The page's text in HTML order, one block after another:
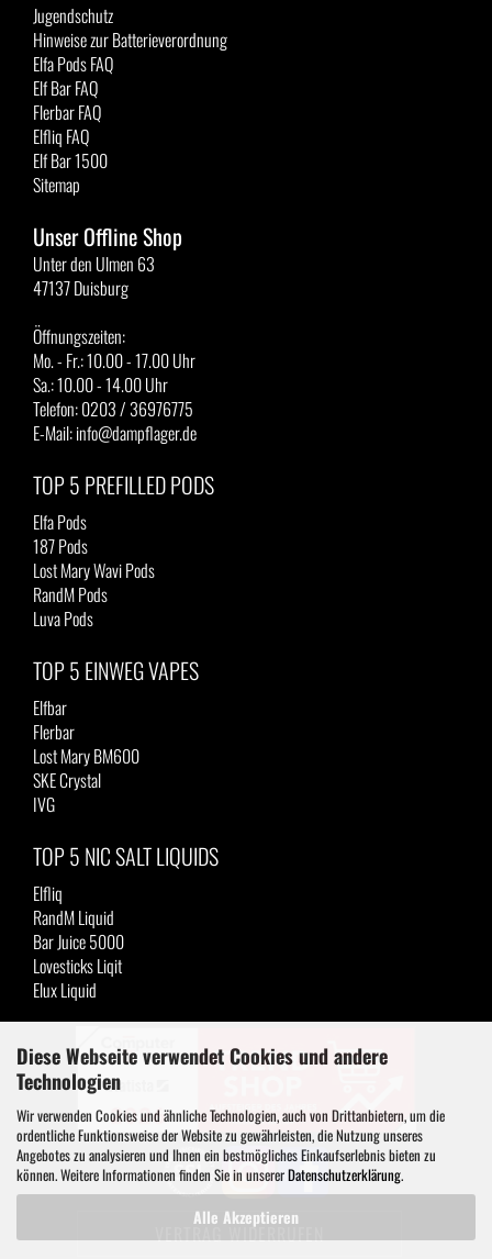
Diese Webseite verwendet Cookies und andere
Technologien
Wir verwenden Cookies und ähnliche Technologien, auch von Drittanbietern, um die
ordentliche Funktionsweise der Website zu gewährleisten, die Nutzung unseres
Angebotes zu analysieren und Ihnen ein bestmögliches Einkaufserlebnis bieten zu
können. Weitere Informationen finden Sie in unsererDatenschutzerklärung.
Alle Akzeptieren
Jugendschutz
Hinweise zur Batterieverordnung
Elfa Pods FAQ
Elf Bar FAQ
Flerbar FAQ
Elfliq FAQ
Elf Bar 1500
Sitemap
Unser Offline Shop
Unter den Ulmen 63
47137 Duisburg
Öffnungszeiten:
Mo. - Fr.: 10.00 - 17.00 Uhr
Sa.: 10.00 - 14.00 Uhr
Telefon: 0203 / 36976775
E-Mail: info@dampflager.de
TOP 5 PREFILLED PODS
Elfa Pods
187 Pods
Lost Mary Wavi Pods
RandM Pods
Luva Pods
TOP 5 EINWEG VAPES
Elfbar
Flerbar
Lost Mary BM600
SKE Crystal
IVG
TOP 5 NIC SALT LIQUIDS
Elfliq
RandM Liquid
Bar Juice 5000
Lovesticks Liqit
Elux Liquid
VERTRAG WIDERRUFEN